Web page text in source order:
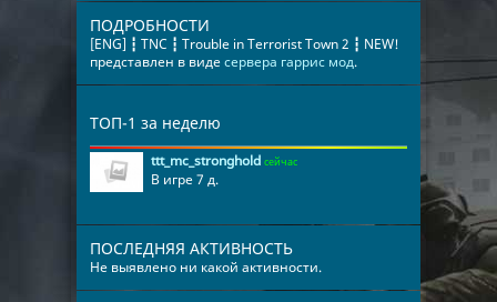
ПОДРОБНОСТИ
[ENG] ┇ TNC ┇ Trouble in Terrorist Town 2 ┇ NEW!
представлен в видесервера гаррис мод.
ТОП-1 за неделю
ttt_mc_stronghold сейчас
В игре 7 д.
ПОСЛЕДНЯЯ АКТИВНОСТЬ
Не выявлено ни какой активности.